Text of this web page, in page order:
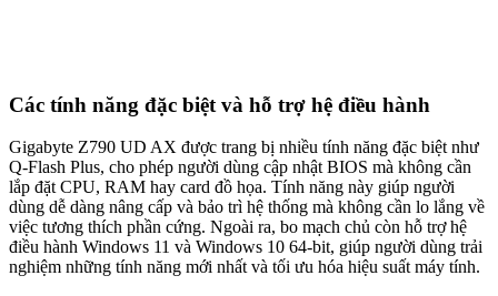
Các tính năng đặc biệt và hỗ trợ hệ điều hành
Gigabyte Z790 UD AX được trang bị nhiều tính năng đặc biệt như
Q-Flash Plus, cho phép người dùng cập nhật BIOS mà không cần
lắp đặt CPU, RAM hay card đồ họa. Tính năng này giúp người
dùng dễ dàng nâng cấp và bảo trì hệ thống mà không cần lo lắng về
việc tương thích phần cứng. Ngoài ra, bo mạch chủ còn hỗ trợ hệ
điều hành Windows 11 và Windows 10 64-bit, giúp người dùng trải
nghiệm những tính năng mới nhất và tối ưu hóa hiệu suất máy tính.